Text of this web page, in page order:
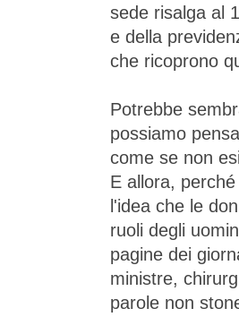
sede risalga al
e della
che ricoprono
Potrebbe
possiamo
come se non
E allora,
l'idea che le
ruoli degli
pagine dei
ministre,
parole non